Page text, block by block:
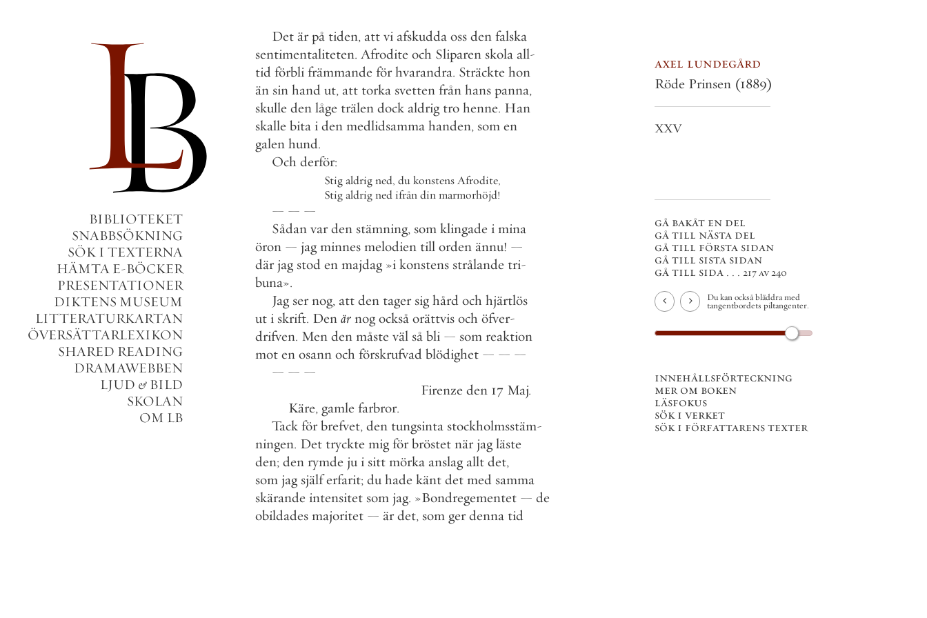
BIBLIOTEKET
SNABBSÖKNING
SÖK I TEXTERNA
HÄMTA E-BÖCKER
PRESENTATIONER
DIKTENS MUSEUM
LITTERATURKARTAN
ÖVERSÄTTARLEXIKON
SHARED READING
DRAMAWEBBEN
LJUD & BILD
SKOLAN
OM LB
Det är på tiden, att vi afskudda oss den falska
sentimentaliteten. Afrodite och Sliparen skola all-
tid förbli främmande för hvarandra. Sträckte hon
än sin hand ut, att torka svetten från hans panna,
skulle den låge trälen dock aldrig tro henne. Han
skalle bita i den medlidsamma handen, som en
galen hund.
Och derför:
Stigaldrigned, dukonstensAfrodite,
Stigaldrignedifråndinmarmorhöjd!
— — —
Sådan var den stämning, som klingade i mina
öron — jag minnes melodien till orden ännu! —
där jag stod en majdag »i konstens strålande tri-
buna».
Jag ser nog, att den tager sig hård och hjärtlös
ut i skrift. Den är nog också orättvis och öfver-
drifven. Men den måste väl så bli — som reaktion
mot en osann och förskrufvad blödighet — — —
— — —
Firenze den 17 Maj.
Käre, gamle farbror.
Tack för brefvet, den tungsinta stockholmsstäm-
ningen. Det tryckte mig för bröstet när jag läste
den; den rymde ju i sitt mörka anslag allt det,
som jag själf erfarit; du hade känt det med samma
skärande intensitet som jag. »Bondregementet — de
obildades majoritet — är det, som ger denna tid
axel lundegård
Röde Prinsen (1889)
XXV
gå bakåt en del
gå till nästa del
gå till första sidan
gå till sista sidan
gå till sida . . . 217 av 240
Du kan också bläddra med
tangentbordets piltangenter.
innehållsförteckning
mer om boken
läsfokus
sök i verket
sök i författarens texter